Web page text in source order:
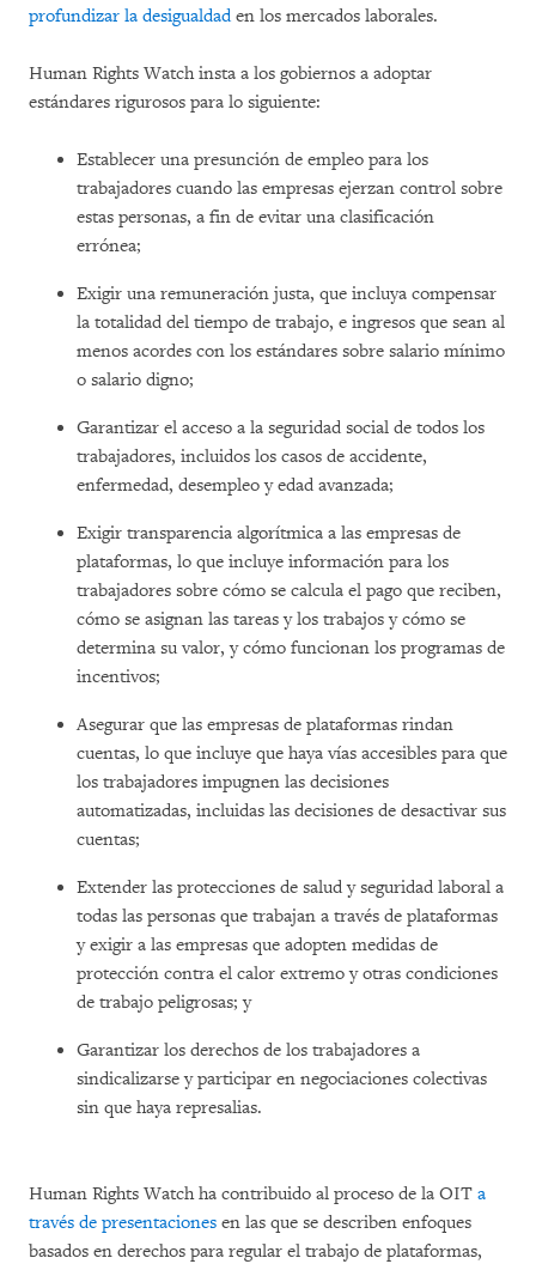
profundizar la desigualdaden los mercados laborales.
Human Rights Watch insta a los gobiernos a adoptar
estándares rigurosos para lo siguiente:
Establecer una presunción de empleo para los
trabajadores cuando las empresas ejerzan control sobre
estas personas, a fin de evitar una clasificación
errónea;
Exigir una remuneración justa, que incluya compensar
la totalidad del tiempo de trabajo, e ingresos que sean al
menos acordes con los estándares sobre salario mínimo
o salario digno;
Garantizar el acceso a la seguridad social de todos los
trabajadores, incluidos los casos de accidente,
enfermedad, desempleo y edad avanzada;
Exigir transparencia algorítmica a las empresas de
plataformas, lo que incluye información para los
trabajadores sobre cómo se calcula el pago que reciben,
cómo se asignan las tareas y los trabajos y cómo se
determina su valor, y cómo funcionan los programas de
incentivos;
Asegurar que las empresas de plataformas rindan
cuentas, lo que incluye que haya vías accesibles para que
los trabajadores impugnen las decisiones
automatizadas, incluidas las decisiones de desactivar sus
cuentas;
Extender las protecciones de salud y seguridad laboral a
todas las personas que trabajan a través de plataformas
y exigir a las empresas que adopten medidas de
protección contra el calor extremo y otras condiciones
de trabajo peligrosas; y
Garantizar los derechos de los trabajadores a
sindicalizarse y participar en negociaciones colectivas
sin que haya represalias.
Human Rights Watch ha contribuido al proceso de la OIT a
través de presentaciones en las que se describen enfoques
basados en derechos para regular el trabajo de plataformas,